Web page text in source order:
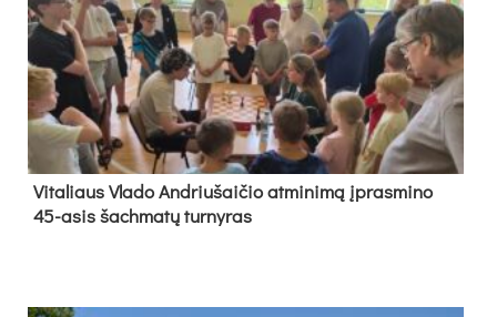
Vi­ta­liaus Vla­do And­riu­šai­čio at­mi­ni­mą įpras­mi­no
45-asis šach­ma­tų tur­ny­ras